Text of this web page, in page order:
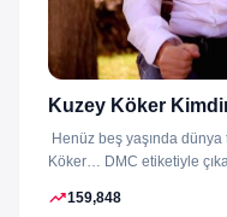
Kuzey Köker
Henüz beş yaşında dünya
Köker… DMC etiketiyle
trending_up159,848